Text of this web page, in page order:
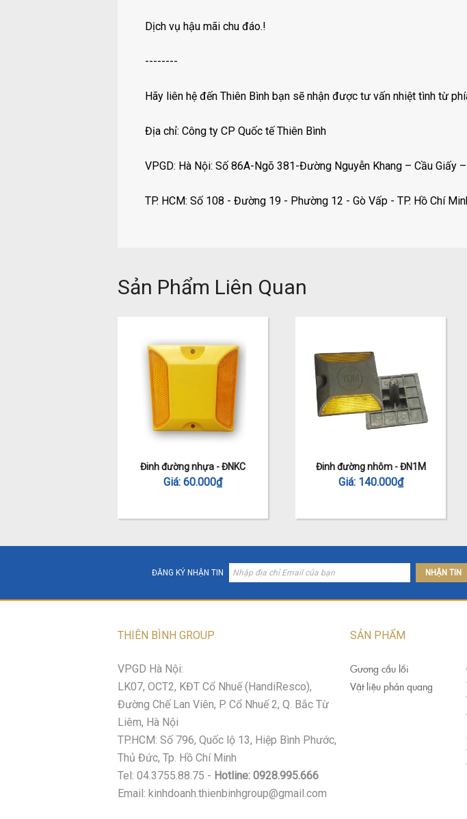
Dịch vụ hậu mãi chu đáo.!
--------
Hãy liên hệ đến Thiên Bình bạn sẽ nhận được tư vấn nhiệt tình từ
Địa chỉ: Công ty CP Quốc tế Thiên Bình
VPGD: Hà Nội: Số 86A-Ngõ 381-Đường Nguyễn Khang – Cầu Giấy
TP. HCM: Số 108 - Đường 19 - Phường 12 - Gò Vấp - TP. Hồ Chí
Sản Phẩm Liên Quan
Đinh đường nhựa - ĐNKC
Giá: 60.000₫
Đinh đường nhôm - ĐN1M
Giá: 140.000₫
ĐĂNG KÝ NHẬN TIN NHẬN TIN
THIÊN BÌNH GROUP
VPGD Hà Nội:
LK07, OCT2, KĐT Cổ Nhuế (HandiResco),
Đường Chế Lan Viên, P. Cổ Nhuế 2, Q. Bắc Từ
Liêm, Hà Nội
TP.HCM: Số 796, Quốc lộ 13, Hiệp Bình Phước,
Thủ Đức, Tp. Hồ Chí Minh
Tel: 04.3755.88.75 - Hotline: 0928.995.666
Email: kinhdoanh.thienbinhgroup@gmail.com
SẢN PHẨM
Gương cầu lồi
Vật liệu phản quang